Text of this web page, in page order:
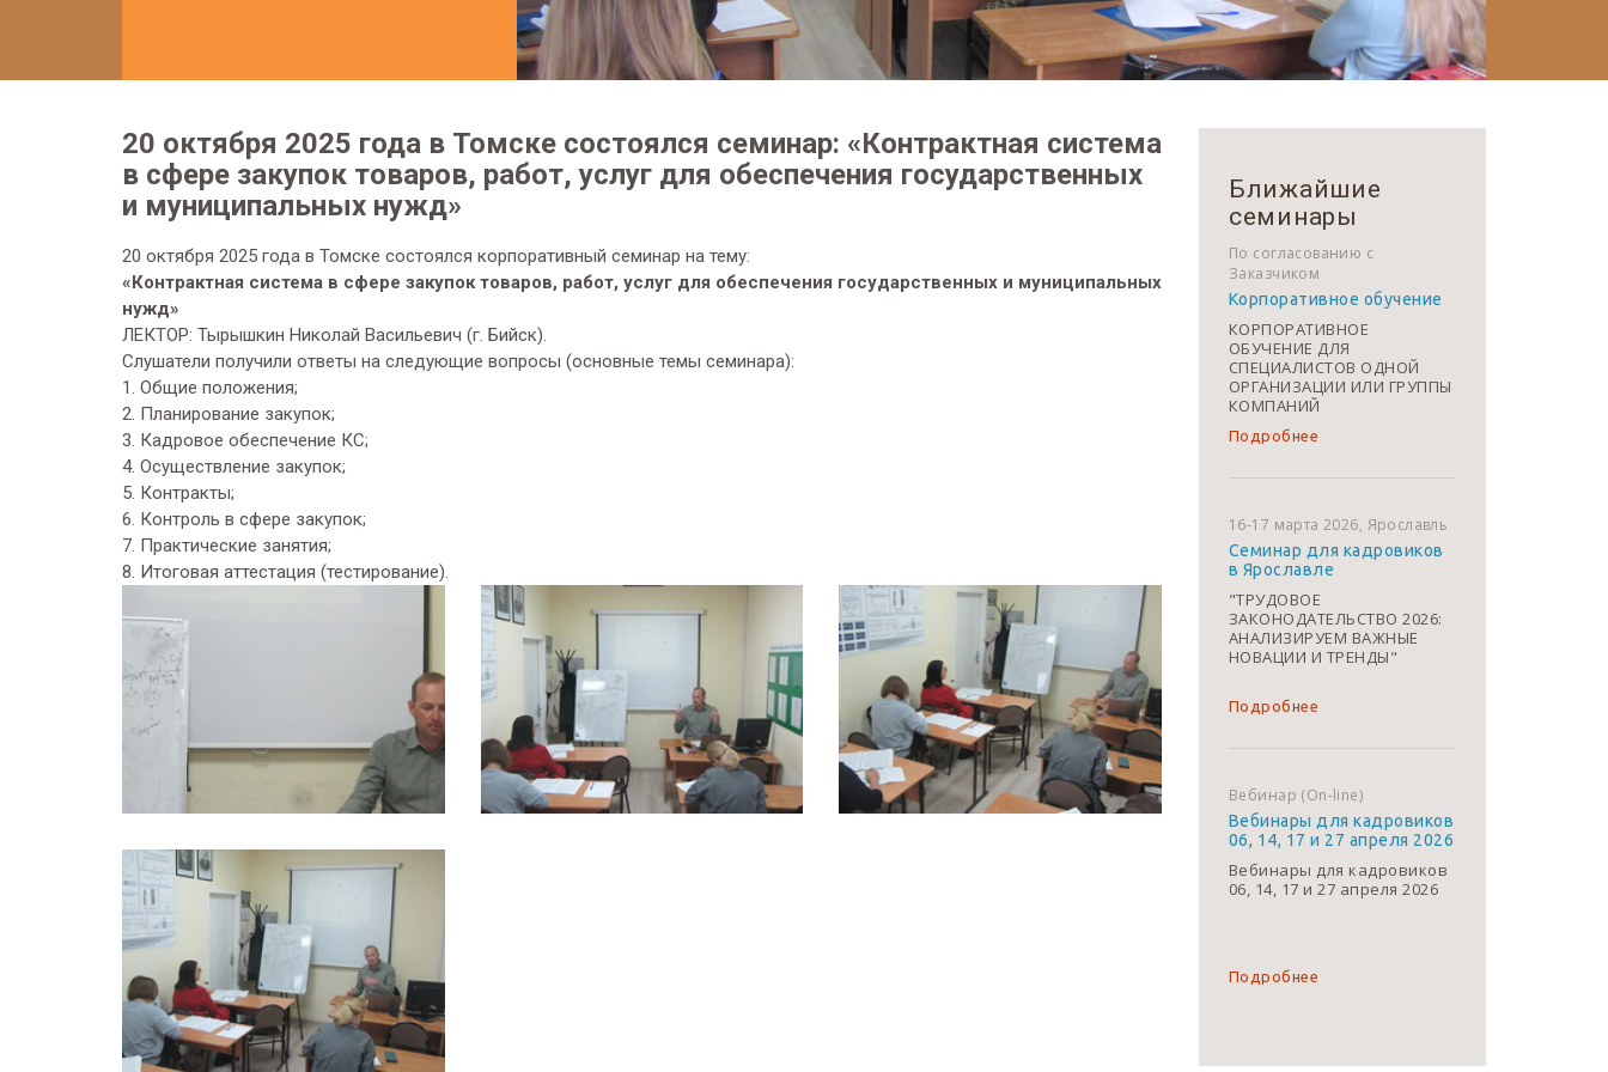
20 октября 2025 года в Томске состоялся семинар: «Контрактная система
в сфере закупок товаров, работ, услуг для обеспечения государственных
и муниципальных нужд»
20 октября 2025 года в Томске состоялся корпоративный семинар на тему:
«Контрактная система в сфере закупок товаров, работ, услуг для обеспечения государственных и муниципальных
нужд»
ЛЕКТОР: Тыpышкин Никoлaй Вaсильевич (г. Бийск).
Слушатели получили ответы на следующие вопросы (основные темы семинара):
1. Общие положения;
2. Планирование закупок;
3. Кадровое обеспечение КС;
4. Осуществление закупок;
5. Контракты;
6. Контроль в сфере закупок;
7. Практические занятия;
8. Итоговая аттестация (тестирование).
Ближайшие
семинары
По согласованию с
Заказчиком
Корпоративное обучение
КОРПОРАТИВНОЕ
ОБУЧЕНИЕ ДЛЯ
СПЕЦИАЛИСТОВ ОДНОЙ
ОРГАНИЗАЦИИ ИЛИ ГРУППЫ
КОМПАНИЙ
Подробнее
16-17 марта 2026, Ярославль
Семинар для кадровиков
в Ярославле
"ТРУДОВОЕ
ЗАКОНОДАТЕЛЬСТВО 2026:
АНАЛИЗИРУЕМ ВАЖНЫЕ
НОВАЦИИ И ТРЕНДЫ"
Подробнее
Вебинар (On-line)
Вебинары для кадровиков
06, 14, 17 и 27 апреля 2026
Вебинары для кадровиков
06, 14, 17 и 27 апреля 2026
Подробнее